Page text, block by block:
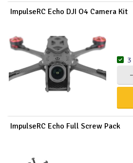
ImpulseRC Echo DJI O4 Camera Kit
-
ImpulseRC Echo Full Screw Pack